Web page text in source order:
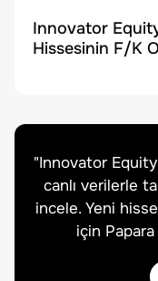
Innovator
Hissesinin F/K
"Innovator
canlı verilerle
incele. Yeni
için Papara